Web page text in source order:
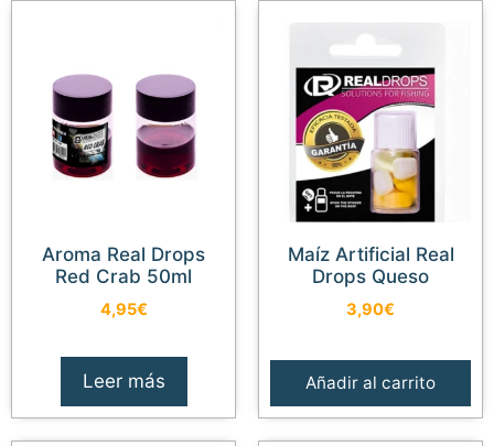
Aroma Real Drops
Red Crab 50ml
4,95€
Leer más
Maíz Artificial Real
Drops Queso
3,90€
Añadir al carrito